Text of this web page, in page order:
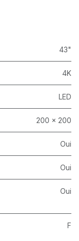
43"
4K
LED
200 x 200
Oui
Oui
Oui
F